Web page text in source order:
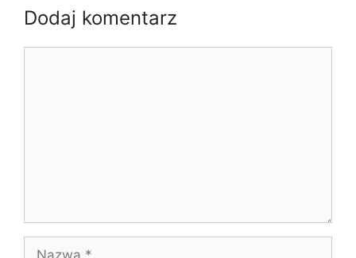
Dodaj komentarz
Nazwa